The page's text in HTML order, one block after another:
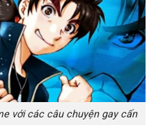
với các câu chuyện gay cấn